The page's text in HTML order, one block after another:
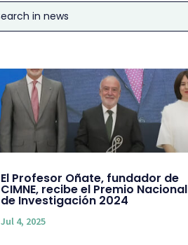
El Profesor Oñate, fundador de
CIMNE, recibe el Premio Nacional
de Investigación 2024
Jul 4, 2025